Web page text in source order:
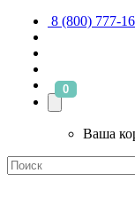
8 (800) 777-
0
Ваша